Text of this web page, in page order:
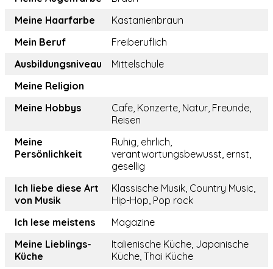
Meine Haarfarbe
Kastanienbraun
Mein Beruf
Freiberuflich
Ausbildungsniveau
Mittelschule
Meine Religion
Meine Hobbys
Cafe, Konzerte, Natur, Freunde,
Reisen
Meine
Persönlichkeit
Ruhig, ehrlich,
verantwortungsbewusst, ernst,
gesellig
Ich liebe diese Art
von Musik
Klassische Musik, Country Music,
Hip-Hop, Pop rock
Ich lese meistens
Magazine
Meine Lieblings-
Küche
Italienische Küche, Japanische
Küche, Thai Küche